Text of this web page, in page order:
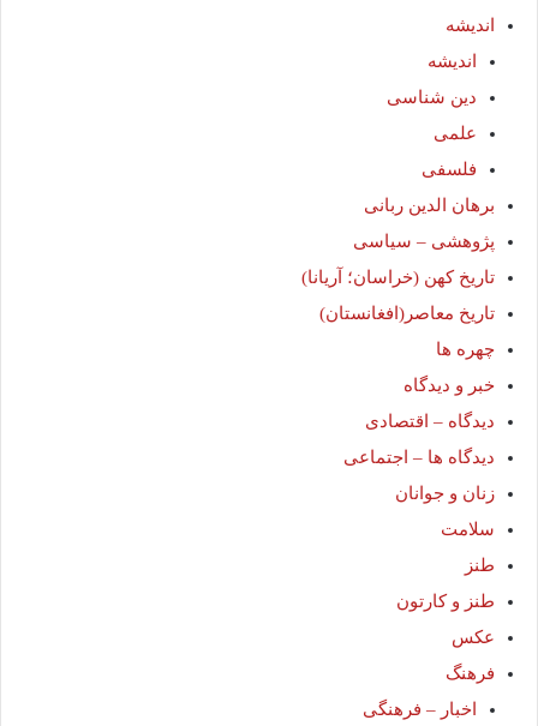
اندیشه
اندیشه
دین شناسی
علمی
فلسفی
برهان الدین ربانی
پژوهشی – سیاسی
تاریخ کهن (خراسان؛ آریانا)
تاریخ معاصر(افغانستان)
چهره ها
خبر و دیدگاه
دیدگاه – اقتصادی
دیدگاه ها – اجتماعی
زنان و جوانان
سلامت
طنز
طنز و کارتون
عکس
فرهنگ
اخبار – فرهنگی